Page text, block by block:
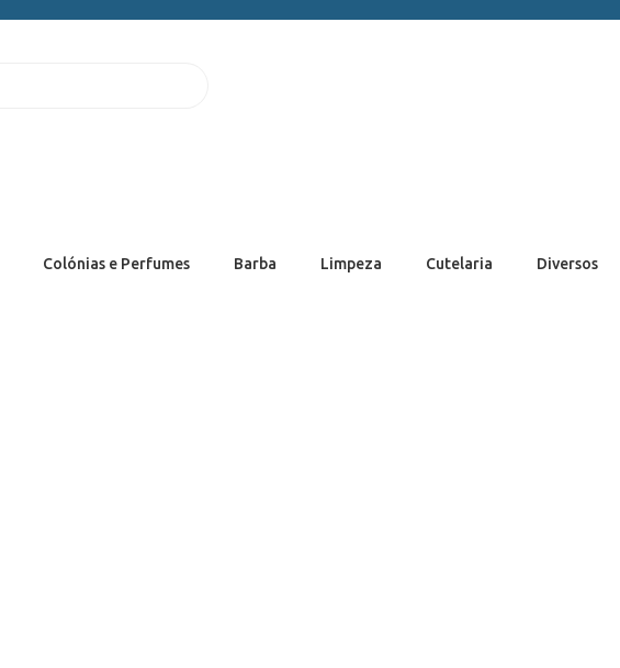
Colónias e Perfumes Barba Limpeza Cutelaria Diversos